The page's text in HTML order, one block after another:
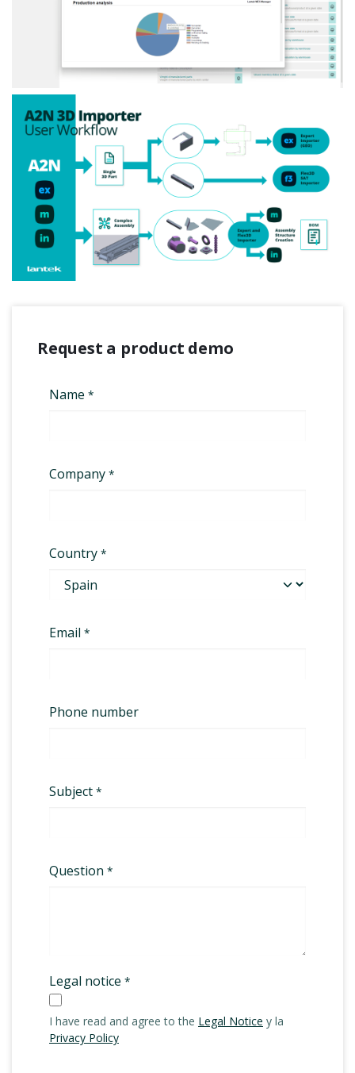
Request a product demo